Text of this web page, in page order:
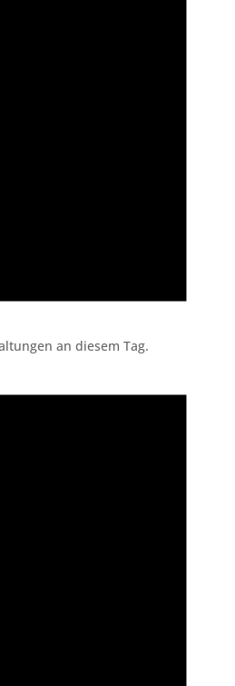
an diesem Tag.